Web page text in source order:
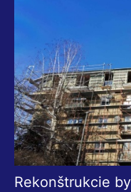
Rekonštrukcie